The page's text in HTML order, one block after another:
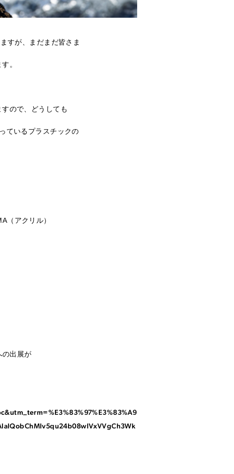
すが、まだまだ皆さま
。
ので、どうしても
ているプラスチックの
クリル）
の出展が